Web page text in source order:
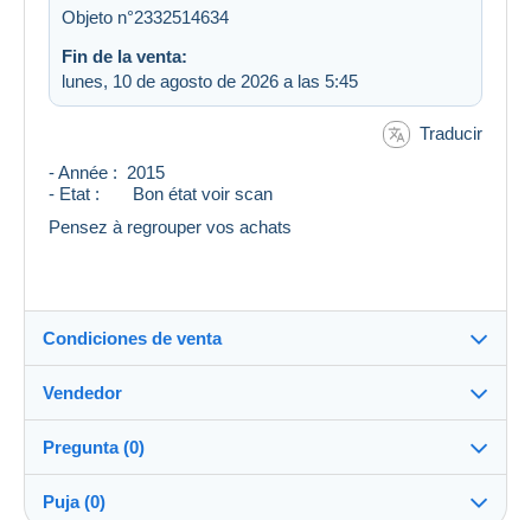
Objeto n°2332514634
Fin de la venta:
lunes, 10 de agosto de 2026 a las 5:45
Traducir
- Année : 2015
- Etat : Bon état voir scan
Pensez à regrouper vos achats
Condiciones de venta
Destino:
Ver la lista de países
Entrega en persona:
Sí
Vendedor
morea3799%(3240x)
Pregunta (0)
Puja (0)